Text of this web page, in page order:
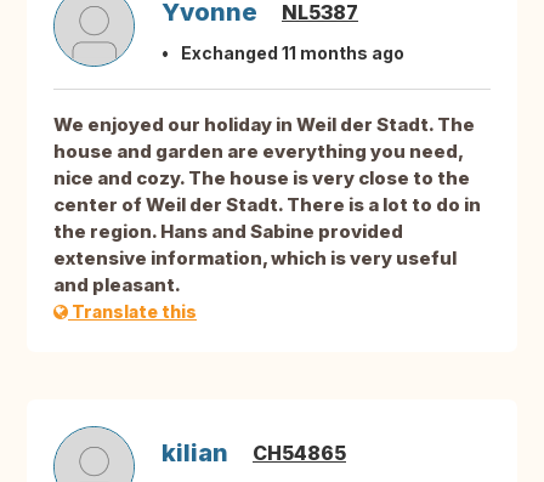
Yvonne NL5387
Exchanged 11 months ago
We enjoyed our holiday in Weil der Stadt. The
house and garden are everything you need,
nice and cozy. The house is very close to the
center of Weil der Stadt. There is a lot to do in
the region. Hans and Sabine provided
extensive information, which is very useful
and pleasant.
Translate this
kilian CH54865